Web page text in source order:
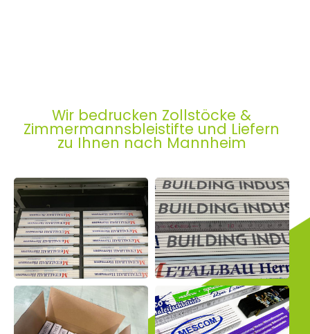
Wir bedrucken Zollstöcke &
Zimmermannsbleistifte und Liefern
zu Ihnen nach Mannheim